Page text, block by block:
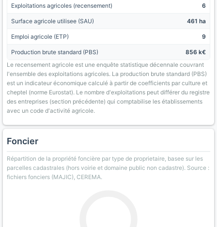
Exploitations agricoles (recensement) 6
Surface agricole utilisee (SAU) 461 ha
Emploi agricole (ETP) 9
Production brute standard (PBS)
856 k€
Le recensement agricole est une enquête statistique décennale couvrant
l'ensemble des exploitations agricoles. La production brute standard (PBS)
est un indicateur économique calculé à partir de coefficients par culture et
cheptel (norme Eurostat). Le nombre d'exploitations peut différer du registre
des entreprises (section précédente) qui comptabilise les établissements
avec un code d'activité agricole.
Foncier
Répartition de la propriété foncière par type de proprietaire, basee sur les
parcelles cadastrales (hors voirie et domaine public non cadastre). Source :
fichiers fonciers (MAJIC), CEREMA.